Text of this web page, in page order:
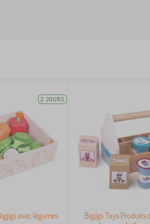
2 JOURS
avec légumes
Bigjigs Toys Produits